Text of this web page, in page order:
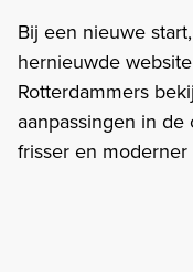
Bij een nieuwe
hernieuwde
Rotterdammers
aanpassingen in
frisser en moderner